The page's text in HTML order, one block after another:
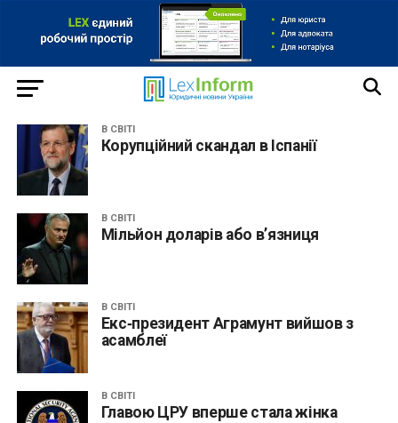
В СВІТІ
Корупційний скандал в Іспанії
В СВІТІ
Мільйон доларів або в’язниця
В СВІТІ
Екс‐президент Аграмунт вийшов з
асамблеї
В СВІТІ
Главою ЦРУ вперше стала жінка